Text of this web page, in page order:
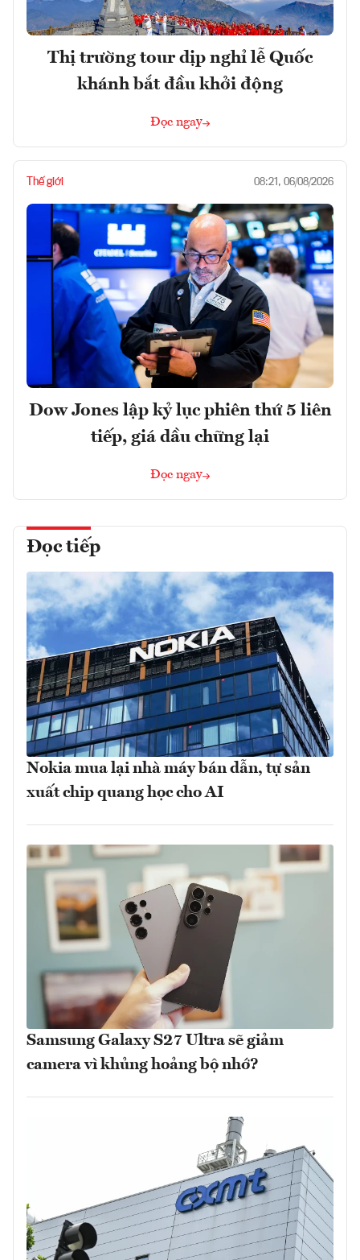
Thị trường tour dịp nghỉ lễ Quốc
khánh bắt đầu khởi động
Đọc ngay
Thế giới 08:21, 06/08/2026
Dow Jones lập kỷ lục phiên thứ 5 liên
tiếp, giá dầu chững lại
Đọc ngay
Đọc tiếp
Nokia mua lại nhà máy bán dẫn, tự sản
xuất chip quang học cho AI
Samsung Galaxy S27 Ultra sẽ giảm
camera vì khủng hoảng bộ nhớ?